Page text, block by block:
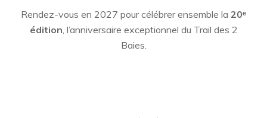
Rendez-vous en 2027 pour célébrer ensemble la 20ᵉ
édition, l’anniversaire exceptionnel du Trail des 2
Baies.